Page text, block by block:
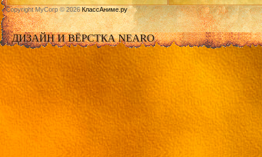
Copyright MyCorp © 2026КлассАниме.ру
ДИЗАЙН И ВЁРСТКА NEARO